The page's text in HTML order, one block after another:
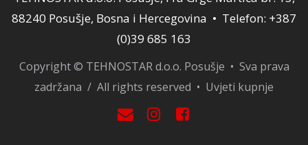
88240 Posušje, Bosna i Hercegovina • Telefon: +387
(0)39 685 163
Copyright © TEHNOSTAR d.o.o. Posušje • Sva prava
zadržana / All rights reserved • Uvjeti kupnje